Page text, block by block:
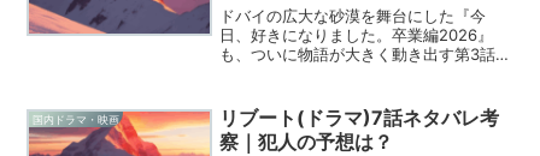
ドバイの広大な砂漠を舞台にした『今
日、好きになりました。卒業編2026』
も、ついに物語が大きく動き出す第3話が
越しに伝わってくる切実な想いに、もう
私の心も揺さぶられっぱ...
国内ドラマ・映画
リブート(ドラマ)7話ネタバレ考
察｜犯人の予想は？